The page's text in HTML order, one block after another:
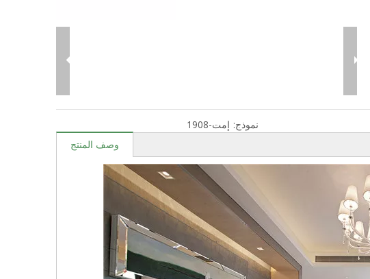
نموذج: إمت-1908
وصف المنتج